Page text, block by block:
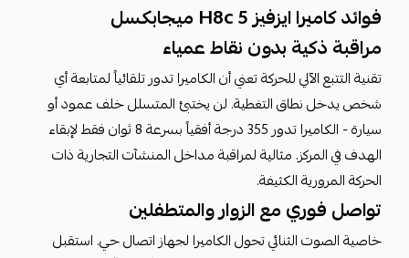
فوائد كاميرا ايزفيز H8c 5 ميجابكسل
مراقبة ذكية بدون نقاط عمياء
تقنية التتبع الآلي للحركة تعني أن الكاميرا تدور تلقائياً لمتابعة أي
شخص يدخل نطاق التغطية. لن يختبئ المتسلل خلف عمود أو
سيارة - الكاميرا تدور 355 درجة أفقياً بسرعة 8 ثوان فقط لإبقاء
الهدف في المركز. مثالية لمراقبة مداخل المنشآت التجارية ذات
الحركة المرورية الكثيفة.
تواصل فوري مع الزوار والمتطفلين
خاصية الصوت الثنائي تحول الكاميرا لجهاز اتصال حي. استقبل